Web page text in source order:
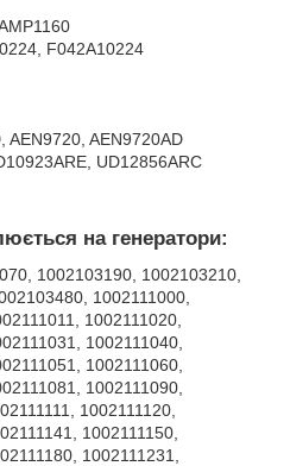
F042A10224
AEN9720, AEN9720AD
UD12856ARC
на генератори:
1002103190, 1002103210,
1002111000,
1002111020,
1002111040,
1002111060,
1002111090,
1002111120,
1002111150,
1002111231,